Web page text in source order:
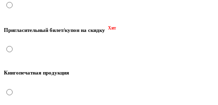
Пригласительный билет/купон на скидку Хит
Книгопечатная продукция